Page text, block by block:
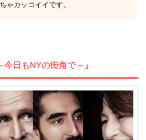
ゃカッコイイです。
今日もNYの街角で～』